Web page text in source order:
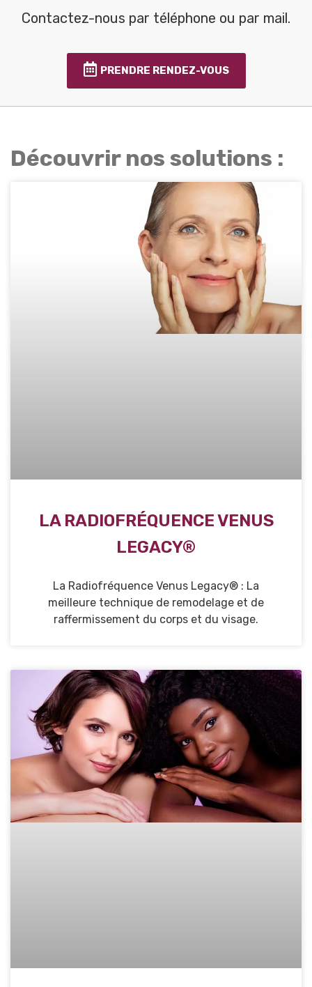
Contactez-nous par téléphone ou par mail.
PRENDRE RENDEZ-VOUS
Découvrir nos solutions :
LA RADIOFRÉQUENCE VENUS
LEGACY®
La Radiofréquence Venus Legacy® : La
meilleure technique de remodelage et de
raffermissement du corps et du visage.